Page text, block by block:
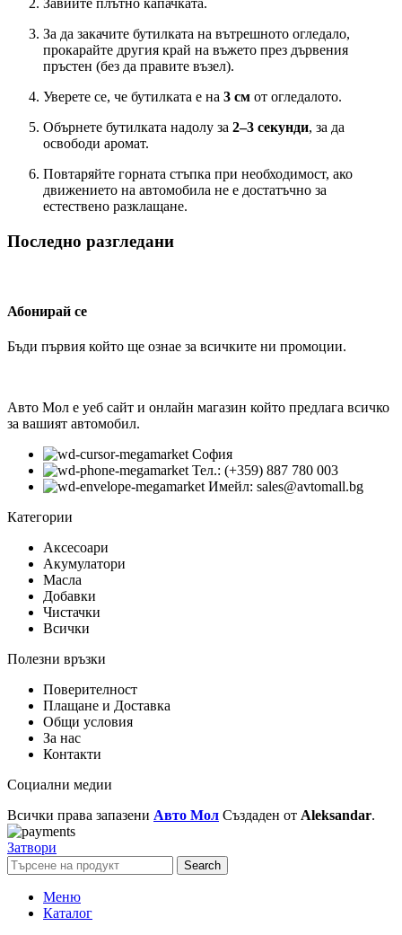
Завийте плътно капачката.
За да закачите бутилката на вътрешното огледало,
прокарайте другия край на въжето през дървения
пръстен (без да правите възел).
Уверете се, че бутилката е на 3 см от огледалото.
Обърнете бутилката надолу за 2–3 секунди, за да
освободи аромат.
Повтаряйте горната стъпка при необходимост, ако
движението на автомобила не е достатъчно за
естествено разклащане.
Последно разгледани
Абонирай се
Бъди първия който ще ознае за всичките ни промоции.
Авто Мол е уеб сайт и онлайн магазин който предлага всичко
за вашият автомобил.
София
Тел.: (+359) 887 780 003
Имейл: sales@avtomall.bg
Категории
Аксесоари
Акумулатори
Масла
Добавки
Чистачки
Всички
Полезни връзки
Поверителност
Плащане и Доставка
Общи условия
За нас
Контакти
Социални медии
Всички права запазени Авто Мол Създаден от Aleksandar.
Затвори
Search
Меню
Каталог